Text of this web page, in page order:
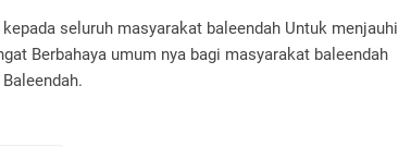
seluruh masyarakat baleendah Untuk menjauhi
Berbahaya umum nya bagi masyarakat baleendah